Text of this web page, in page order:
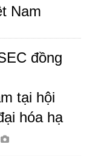
Nam
đồng
tại hội
hóa hạ